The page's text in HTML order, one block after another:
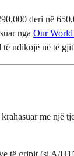
deri në
nga Our
ndikojë në të
me një
të gripit (si A/